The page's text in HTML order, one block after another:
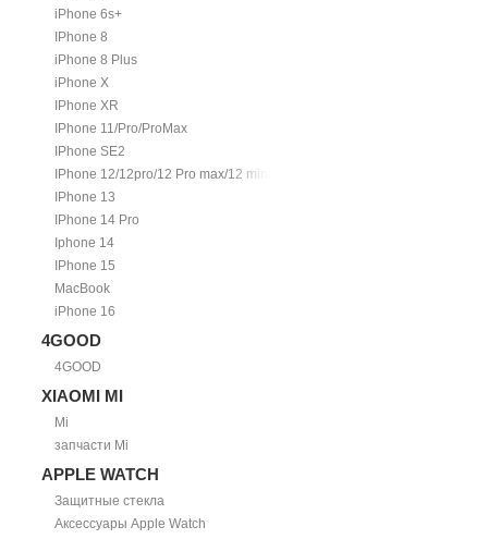
iPhone 6s+
IPhone 8
iPhone 8 Plus
iPhone X
IPhone XR
IPhone 11/Pro/ProMax
IPhone SE2
IPhone 12/12pro/12 Pro max/12 mini.
IPhone 13
IPhone 14 Pro
Iphone 14
IPhone 15
MacBook
iPhone 16
4GOOD
4GOOD
XIAOMI MI
Mi
запчасти Mi
APPLE WATCH
Защитные стекла
Аксессуары Apple Watch